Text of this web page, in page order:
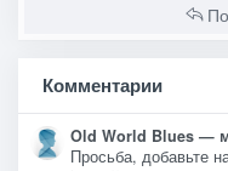
Комментарии
Old World Blues —
Просьба, добавьте